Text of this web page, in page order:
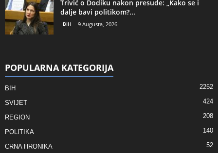
Trivić o Dodiku nakon presude: „Kako se i
dalje bavi politikom?...
BIH 9 Augusta, 2026
POPULARNA KATEGORIJA
BIH 2252
SVIJET 424
REGION 208
POLITIKA 140
CRNA HRONIKA 52